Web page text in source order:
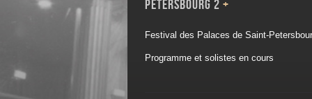
Petersbourg 2 +
Festival des Palaces de Saint-
Programme et solistes en cours